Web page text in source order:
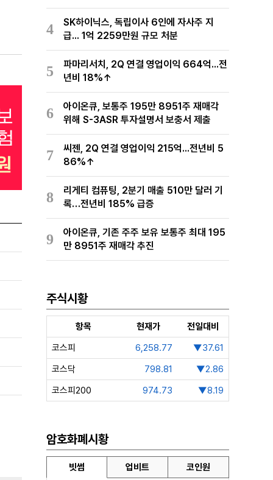
유통망 구축
4
SK하이닉스, 독립이사 6인에 자사주 지
급... 1억 2259만원 규모 처분
5
파마리서치, 2Q 연결 영업이익 664억...전
년비 18%↑
6
아이온큐, 보통주 195만 8951주 재매각
위해 S-3ASR 투자설명서 보충서 제출
7
씨젠, 2Q 연결 영업이익 215억...전년비 5
86%↑
8
리게티 컴퓨팅, 2분기 매출 510만 달러 기
록…전년비 185% 급증
9
아이온큐, 기존 주주 보유 보통주 최대 195
만 8951주 재매각 추진
주식시황
항목 현재가
전일대비
코스피
6,258.77
▼37.61
코스닥
798.81
▼2.86
코스피200
974.73 ▼8.19
암호화폐시황
빗썸 업비트 코인원